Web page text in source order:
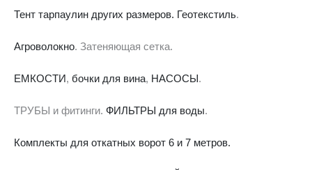
Тент тарпаулин других размеров. Геотекстиль.
Агроволокно. Затеняющая сетка.
ЕМКОСТИ, бочки для вина, НАСОСЫ.
ТРУБЫ и фитинги. ФИЛЬТРЫ для воды.
Комплекты для откатных ворот 6 и 7 метров.